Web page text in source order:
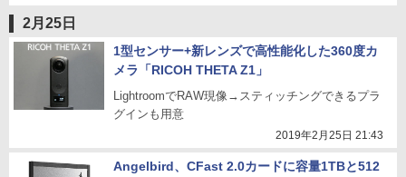
2月25日
1型センサー+新レンズで高性能化した360度カ
メラ「RICOH THETA Z1」
LightroomでRAW現像→スティッチングできるプラ
グインも用意
2019年2月25日 21:43
Angelbird、CFast 2.0カードに容量1TBと512